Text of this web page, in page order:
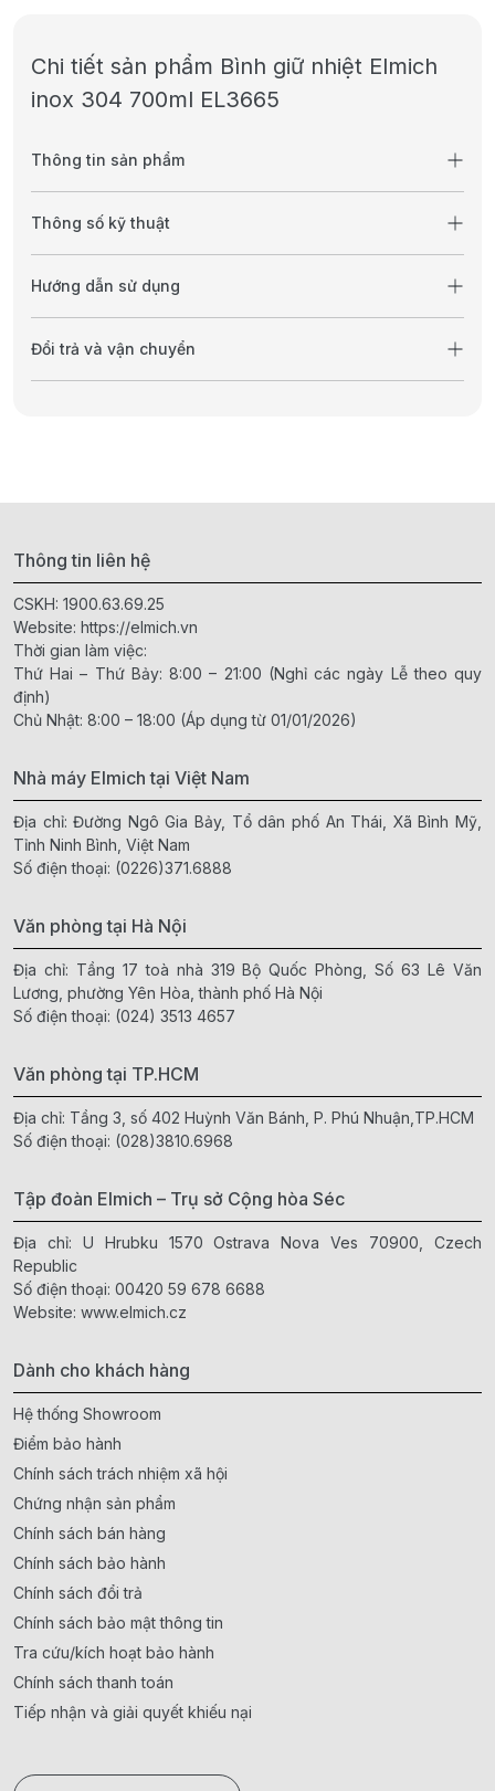
Chi tiết sản phẩm Bình giữ nhiệt Elmich
inox 304 700ml EL3665
Thông tin sản phẩm
Thông số kỹ thuật
Hướng dẫn sử dụng
Đổi trả và vận chuyển
Thông tin liên hệ
CSKH: 1900.63.69.25
Website: https://elmich.vn
Thời gian làm việc:
Thứ Hai – Thứ Bảy: 8:00 – 21:00 (Nghỉ các ngày Lễ theo quy
định)
Chủ Nhật: 8:00 – 18:00 (Áp dụng từ 01/01/2026)
Nhà máy Elmich tại Việt Nam
Địa chỉ: Đường Ngô Gia Bảy, Tổ dân phố An Thái, Xã Bình Mỹ,
Tỉnh Ninh Bình, Việt Nam
Số điện thoại: (0226)371.6888
Văn phòng tại Hà Nội
Địa chỉ: Tầng 17 toà nhà 319 Bộ Quốc Phòng, Số 63 Lê Văn
Lương, phường Yên Hòa, thành phố Hà Nội
Số điện thoại: (024) 3513 4657
Văn phòng tại TP.HCM
Địa chỉ: Tầng 3, số 402 Huỳnh Văn Bánh, P. Phú Nhuận,TP.HCM
Số điện thoại: (028)3810.6968
Tập đoàn Elmich – Trụ sở Cộng hòa Séc
Địa chỉ: U Hrubku 1570 Ostrava Nova Ves 70900, Czech
Republic
Số điện thoại: 00420 59 678 6688
Website: www.elmich.cz
Dành cho khách hàng
Hệ thống Showroom
Điểm bảo hành
Chính sách trách nhiệm xã hội
Chứng nhận sản phẩm
Chính sách bán hàng
Chính sách bảo hành
Chính sách đổi trả
Chính sách bảo mật thông tin
Tra cứu/kích hoạt bảo hành
Chính sách thanh toán
Tiếp nhận và giải quyết khiếu nại